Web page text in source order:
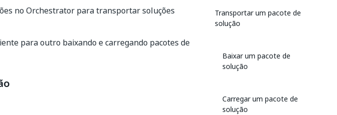
no Orchestrator para transportar soluções
para outro baixando e carregando pacotes de
Transportar um pacote de
solução
Baixar um pacote de
solução
Carregar um pacote de
solução